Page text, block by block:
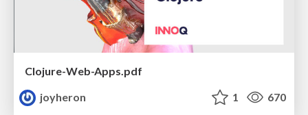
Clojure-Web-Apps.pdf
joyheron
1 670